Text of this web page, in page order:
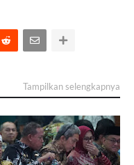
Tampilkan selengkapnya